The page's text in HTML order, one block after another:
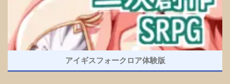
アイギスフォークロア体験版